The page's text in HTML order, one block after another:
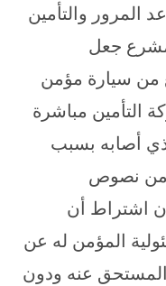
المرور والتأمين
جعل
من سيارة مؤمن
التأمين مباشرة
أصابه بسبب
من نصوص
اشتراط أن
المؤمن له عن
المستحق عنه ودون